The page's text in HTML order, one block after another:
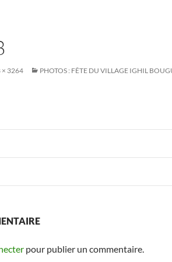
× 3264 PHOTOS : FÊTE DU VILLAGE IGHIL
pour publier un commentaire.